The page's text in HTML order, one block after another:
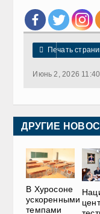
 Печать
Июнь 2, 2026 11:40
ДРУГИЕ
В Хуросоне
ускоренными
темпами